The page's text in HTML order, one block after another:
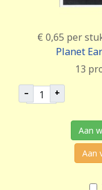
€ 0,65 per
Planet
13
– +
Aan
Aan